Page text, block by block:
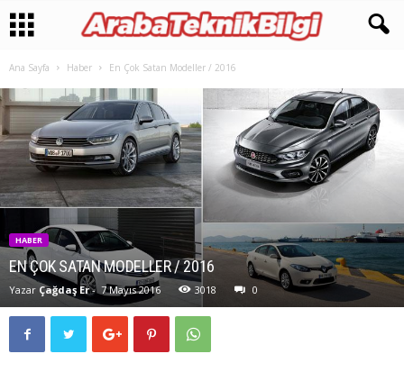
Ana Sayfa Haber En Çok Satan Modeller / 2016
HABER
EN ÇOK SATAN MODELLER / 2016
Yazar Çağdaş Er- 7 Mayıs 2016 3018 0